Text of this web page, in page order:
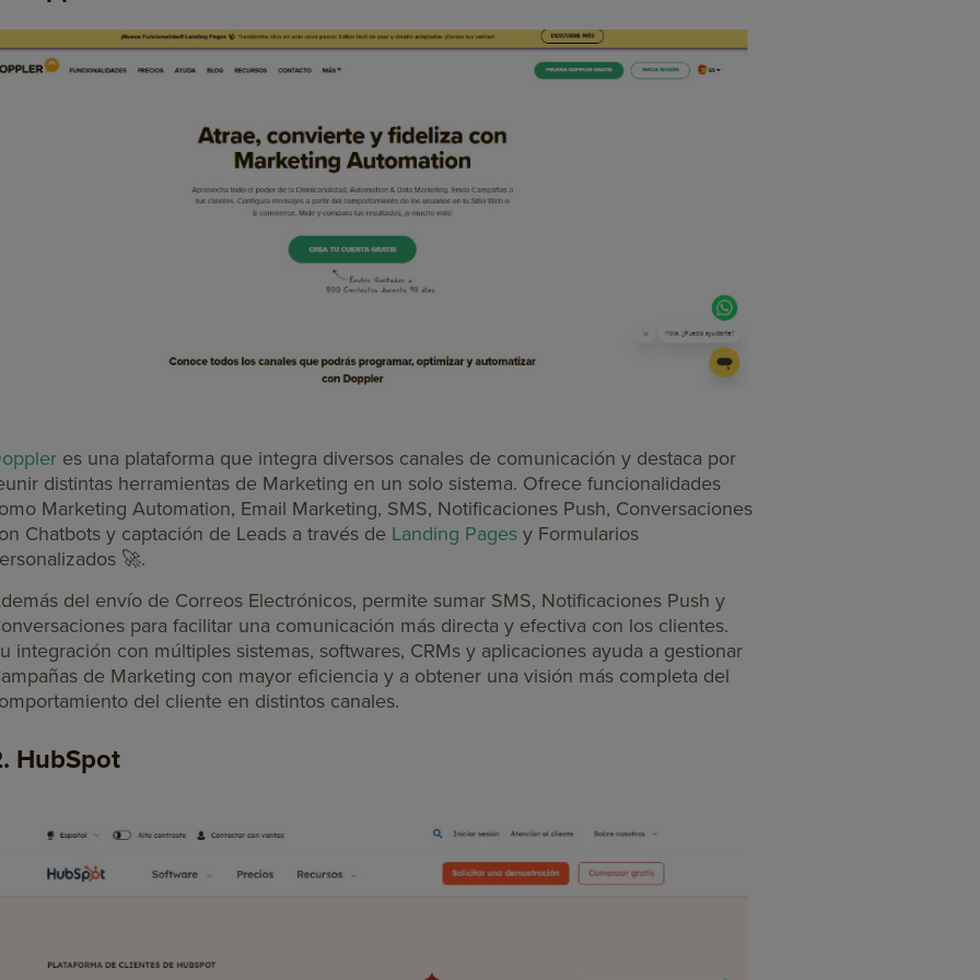
es una plataforma que integra diversos canales de comunicación y destaca por
distintas herramientas de Marketing en un solo sistema. Ofrece funcionalidades
Marketing Automation, Email Marketing, SMS, Notificaciones Push, Conversaciones
Chatbots y captación de Leads a través de Landing Pages y Formularios
🚀.
del envío de Correos Electrónicos, permite sumar SMS, Notificaciones Push y
para facilitar una comunicación más directa y efectiva con los clientes.
integración con múltiples sistemas, softwares, CRMs y aplicaciones ayuda a gestionar
de Marketing con mayor eficiencia y a obtener una visión más completa del
del cliente en distintos canales.
HubSpot